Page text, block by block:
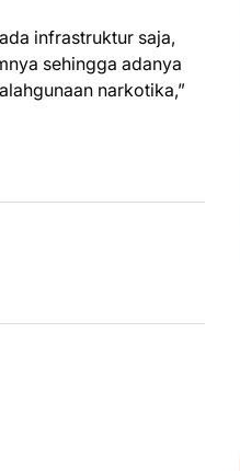
infrastruktur saja,
sehingga adanya
narkotika,”